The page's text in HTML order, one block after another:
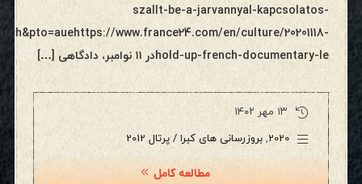
szallt-be-a-jarvannyal-kapcsolatos-
www.france24.com/en/culture/20201118-
hold-up-french-documentary-leدر ۱۱ نوامبر، دادگاهی […]
۱۳ مهر ۱۴۰۲
2020
, بروزرسانی های کبرا / پرتال 2012
مطالعه کامل